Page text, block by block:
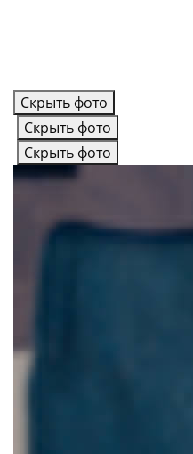
Скрыть фото
Скрыть фото
Скрыть фото